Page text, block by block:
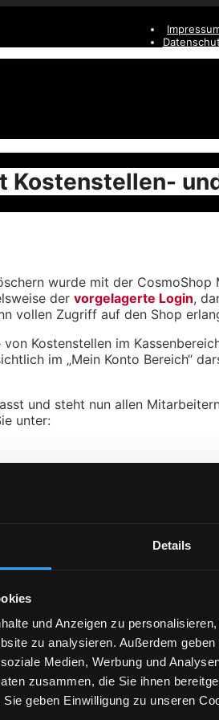
Details
und Anzeigen zu
zu analysieren. Außerdem
Medien, Werbung und
zusammen, die Sie ihnen
geben Einwilligung zu unseren
Kostenstellen-
wurde mit der
der vorgelagerte Login,
vollen Zugriff auf den Shop
von Kostenstellen im
im „Mein Konto Bereich“
und steht nun allen
unter:
/Ticketing